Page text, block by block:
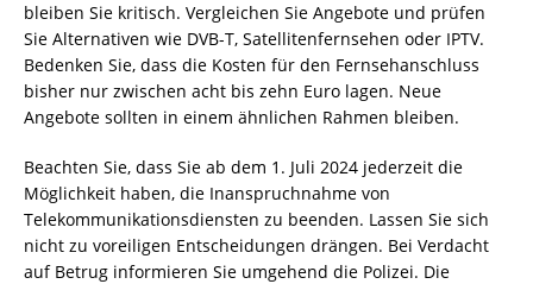
bleiben Sie kritisch. Vergleichen Sie Angebote und prüfen
Sie Alternativen wie DVB-T, Satellitenfernsehen oder IPTV.
Bedenken Sie, dass die Kosten für den Fernsehanschluss
bisher nur zwischen acht bis zehn Euro lagen. Neue
Angebote sollten in einem ähnlichen Rahmen bleiben.
Beachten Sie, dass Sie ab dem 1. Juli 2024 jederzeit die
Möglichkeit haben, die Inanspruchnahme von
Telekommunikationsdiensten zu beenden. Lassen Sie sich
nicht zu voreiligen Entscheidungen drängen. Bei Verdacht
auf Betrug informieren Sie umgehend die Polizei. Die